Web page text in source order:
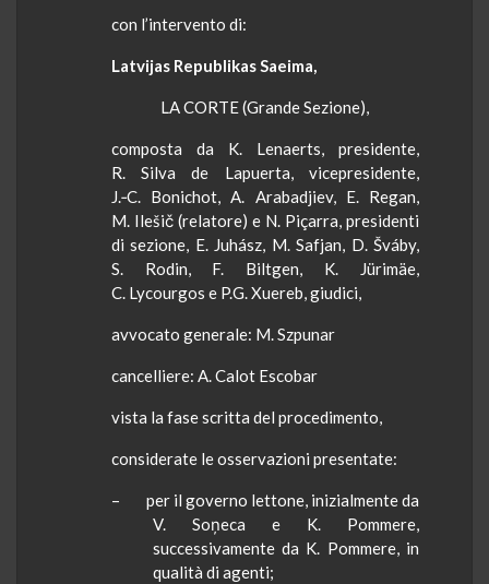
con l’intervento di:
Latvijas Republikas Saeima,
LA CORTE (Grande Sezione),
composta da K. Lenaerts, presidente,
R. Silva de Lapuerta, vicepresidente,
J.‑C. Bonichot, A. Arabadjiev, E. Regan,
M. Ilešič (relatore) e N. Piçarra, presidenti
di sezione, E. Juhász, M. Safjan, D. Šváby,
S. Rodin, F. Biltgen, K. Jürimäe,
C. Lycourgos e P.G. Xuereb, giudici,
avvocato generale: M. Szpunar
cancelliere: A. Calot Escobar
vista la fase scritta del procedimento,
considerate le osservazioni presentate:
– per il governo lettone, inizialmente da
V. Soņeca e K. Pommere,
successivamente da K. Pommere, in
qualità di agenti;